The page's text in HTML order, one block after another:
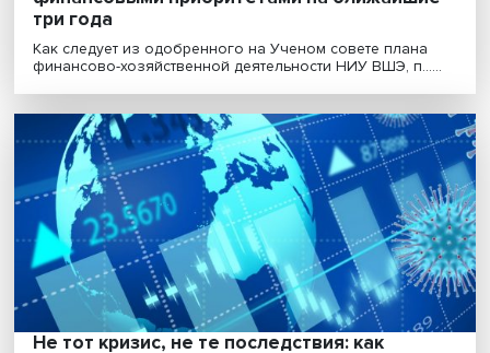
Наука и развитие человеческого
потенциала: Вышка определилась с
финансовыми приоритетами на
три года
Как следует из одобренного на Ученом совете
финансово-хозяйственной деятельности НИУ ВШЭ,